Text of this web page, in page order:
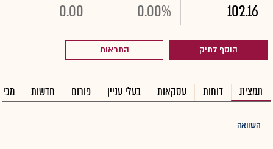
102.16
0.00%
0.00
הוסף לתיק התראות
תמצית דוחות עסקאות בעלי עניין פורום חדשות
השוואה